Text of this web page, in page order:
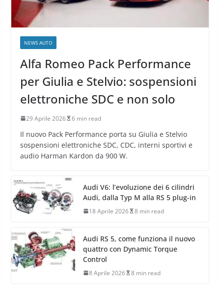
NEWS AUTO
Alfa Romeo Pack Performance
per Giulia e Stelvio: sospensioni
elettroniche SDC e non solo
29 Aprile 2026 6 min read
Il nuovo Pack Performance porta su Giulia e Stelvio
sospensioni elettroniche SDC, CDC, interni sportivi e
audio Harman Kardon da 900 W.
Audi V6: l’evoluzione dei 6 cilindri
Audi, dalla Typ M alla RS 5 plug-in
18 Aprile 2026 8 min read
Audi RS 5, come funziona il nuovo
quattro con Dynamic Torque
Control
8 Aprile 2026 8 min read